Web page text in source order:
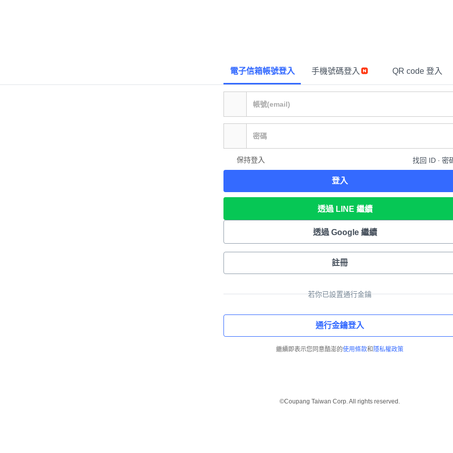
電子信箱帳號登入 手機號碼登入 QR code 登入
保持登入 找回 ID ∙ 密
登入
透過 LINE 繼續
透過 Google 繼續
註冊
若你已設置通行金鑰
通行金鑰登入
繼續即表示您同意酷澎的使用條款和 隱私權政策
©Coupang Taiwan Corp. All rights reserved.